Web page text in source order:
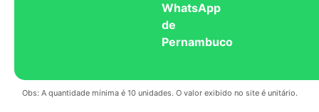
WhatsApp
de
Pernambuco
Obs: A quantidade mínima é 10 unidades. O valor exibido no site é unitário.